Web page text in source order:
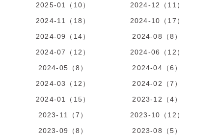
2025-01（10）
2024-12（11）
2024-11（18）
2024-10（17）
2024-09（14）
2024-08（8）
2024-07（12）
2024-06（12）
2024-05（8）
2024-04（6）
2024-03（12）
2024-02（7）
2024-01（15）
2023-12（4）
2023-11（7）
2023-10（12）
2023-09（8）
2023-08（5）